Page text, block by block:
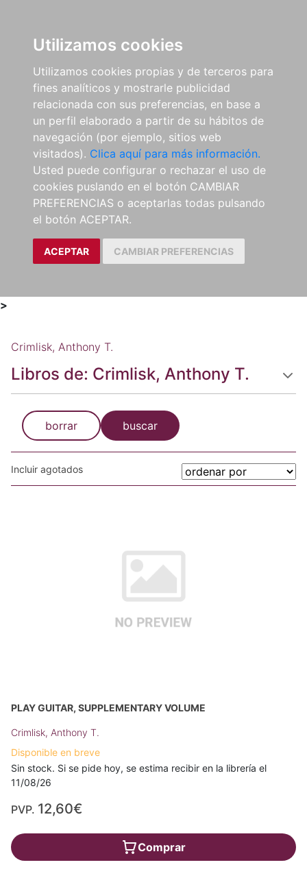
Utilizamos cookies
Utilizamos cookies propias y de terceros para
fines analíticos y mostrarle publicidad
relacionada con sus preferencias, en base a
un perfil elaborado a partir de su hábitos de
navegación (por ejemplo, sitios web
visitados). Clica aquí para más información.
Usted puede configurar o rechazar el uso de
cookies puslando en el botón CAMBIAR
PREFERENCIAS o aceptarlas todas pulsando
el botón ACEPTAR.
ACEPTAR CAMBIAR PREFERENCIAS
>
Crimlisk, Anthony T.
Libros de: Crimlisk, Anthony T.
borrar buscar
Incluir agotados
PLAY GUITAR, SUPPLEMENTARY VOLUME
Crimlisk, Anthony T.
Disponible en breve
Sin stock. Si se pide hoy, se estima recibir en la librería el
11/08/26
PVP. 12,60€
Comprar